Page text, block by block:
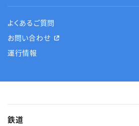
よくあるご質問
お問い合わせ
運行情報
鉄道